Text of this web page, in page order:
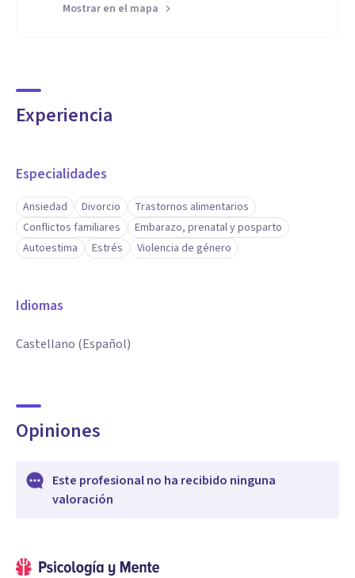
Mostrar en el mapa
Experiencia
Especialidades
Ansiedad Divorcio
Trastornos alimentarios
Conflictos familiares
Embarazo, prenatal y posparto
Autoestima
Estrés Violencia de género
Idiomas
Castellano (Español)
Opiniones
Este profesional no ha recibido ninguna
valoración